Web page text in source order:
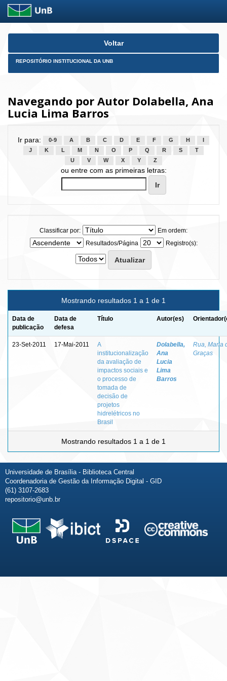
Skip
Voltar
REPOSITÓRIO INSTITUCIONAL DA UNB
Navegando por Autor Dolabella, Ana
Lucia Lima Barros
Ir para: 0-9 A B C D E F G H
J
K L M N O P Q R S
T
U
V W X Y Z
ou entre com as primeiras letras:
Classificar por:
Em ordem:
Resultados/Página
Registro(s):
Mostrando resultados 1 a 1 de 1
Data de
publicação
Data de
defesa
Título Autor(es)
23-Set-2011 17-Mai-2011
A
institucionalização
da avaliação de
impactos sociais e
o processo de
tomada de
decisão de
projetos
hidrelétricos no
Brasil
Dolabella,
Ana
Lucia
Lima
Barros
Rua, Maria
Graças
Mostrando resultados 1 a 1 de 1
Universidade de Brasília - Biblioteca Central
Coordenadoria de Gestão da Informação Digital - GID
(61) 3107-2683
repositorio@unb.br